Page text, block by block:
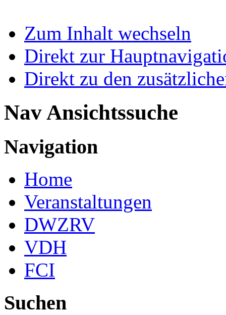
Zum Inhalt wechseln
Direkt zur
Direkt zu den
Nav Ansichtssuche
Navigation
Home
Veranstaltungen
DWZRV
VDH
FCI
Suchen